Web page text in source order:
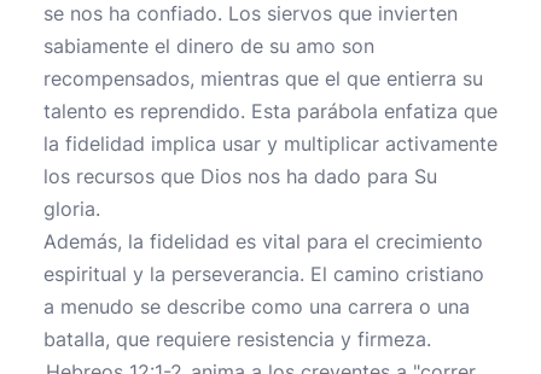
se nos ha confiado. Los siervos que invierten
sabiamente el dinero de su amo son
recompensados, mientras que el que entierra su
talento es reprendido. Esta parábola enfatiza que
la fidelidad implica usar y multiplicar activamente
los recursos que Dios nos ha dado para Su
gloria.
Además, la fidelidad es vital para el crecimiento
espiritual y la perseverancia. El camino cristiano
a menudo se describe como una carrera o una
batalla, que requiere resistencia y firmeza.